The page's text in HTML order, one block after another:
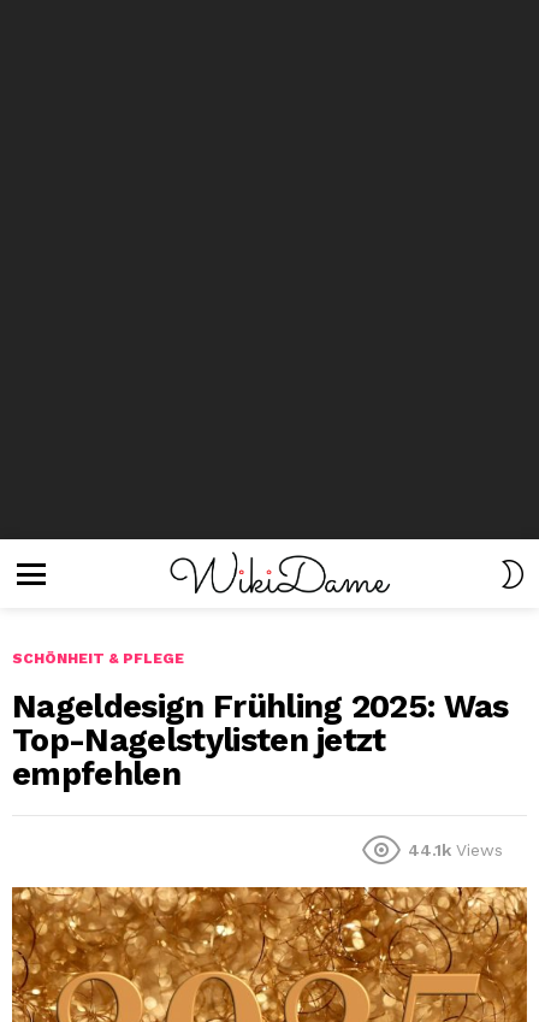
SCHÖNHEIT & PFLEGE
Nageldesign Frühling 2025: Was
Top-Nagelstylisten jetzt
empfehlen
44.1k Views